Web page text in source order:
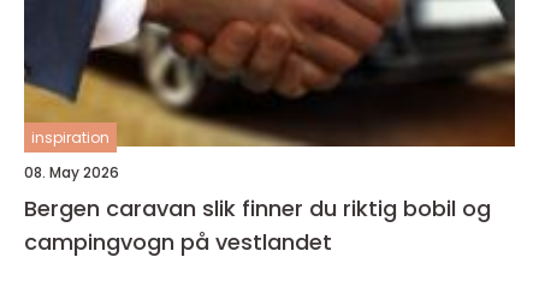
inspiration
08. May 2026
Bergen caravan slik finner du riktig bobil og
campingvogn på vestlandet